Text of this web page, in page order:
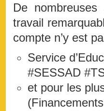
De
travail
compte n’y est
Service
#SESSAD
et pour les